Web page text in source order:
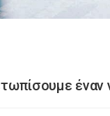
έναν